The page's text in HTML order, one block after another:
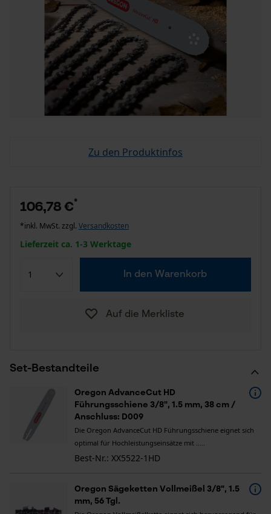
Zu den Produktinfos
Set-Bestandteile
Oregon AdvanceCut HD
Führungsschiene 3/8", 1.5 mm, 38 cm /
Anschluss: D009
Die Oregon AdvanceCut HD Führungsschiene eignet sich
optimal für Hochleistungseinsätze mit .....
Best-Nr.: XX5522-1HD
Oregon Sägeketten Vollmeißel 3/8", 1.5
mm, 56 Tgl.
106,78 €*
*inkl. MwSt. zzgl. Versandkosten
Lieferzeit ca. 1-3 Werktage
In den Warenkorb
Auf die Merkliste